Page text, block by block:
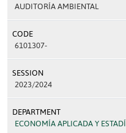
AUDITORÍA AMBIENTAL
CODE
6101307-
SESSION
2023/2024
DEPARTMENT
ECONOMÍA APLICADA Y